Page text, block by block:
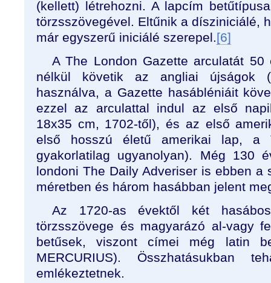
(kellett) létrehozni. A lapcím
törzsszövegével. Eltűnik a dísziniciálé,
már egyszerű iniciálé szerepel.[6]
A The London Gazette arculatát
nélkül követik az angliai újságok
használva, a Gazette hasábléniáit
ezzel az arculattal indul az első
18x35 cm, 1702-től), és az első
első hosszú életű amerikai lap, a
gyakorlatilag ugyanolyan). Még 130
londoni The Daily Adveriser is ebben a
méretben és három hasábban jelent
Az 1720-as évektől két
törzsszövege és magyarázó al-vagy
betűsek, viszont címei még latin
MERCURIUS). Összhatásukban
emlékeztetnek.